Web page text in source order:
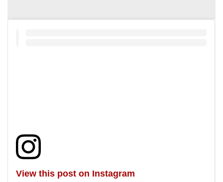
View this post on Instagram